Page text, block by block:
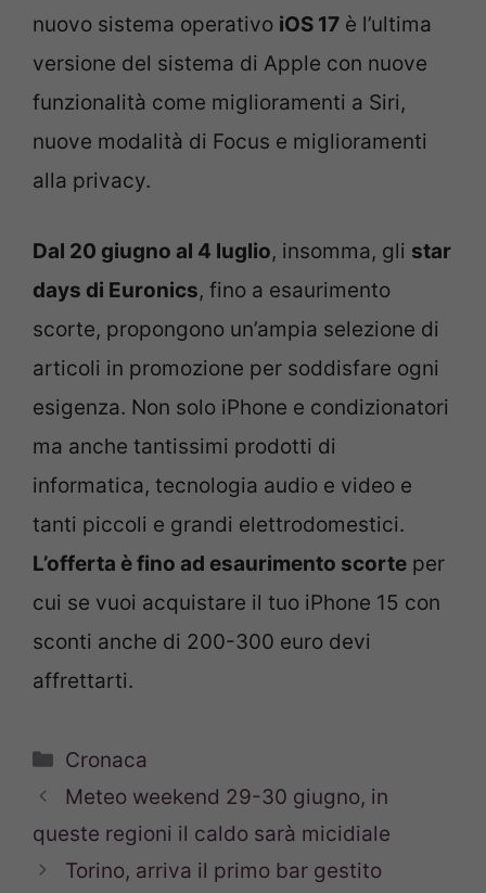
nuovo sistema operativo iOS 17 è l’ultima
versione del sistema di Apple con nuove
funzionalità come miglioramenti a Siri,
nuove modalità di Focus e miglioramenti
alla privacy.
Dal 20 giugno al 4 luglio, insomma, gli star
days di Euronics, fino a esaurimento
scorte, propongono un’ampia selezione di
articoli in promozione per soddisfare ogni
esigenza. Non solo iPhone e condizionatori
ma anche tantissimi prodotti di
informatica, tecnologia audio e video e
tanti piccoli e grandi elettrodomestici.
L’offerta è fino ad esaurimento scorte per
cui se vuoi acquistare il tuo iPhone 15 con
sconti anche di 200-300 euro devi
affrettarti.
Categorie
Cronaca
Meteo weekend 29-30 giugno, in
queste regioni il caldo sarà micidiale
Torino, arriva il primo bar gestito